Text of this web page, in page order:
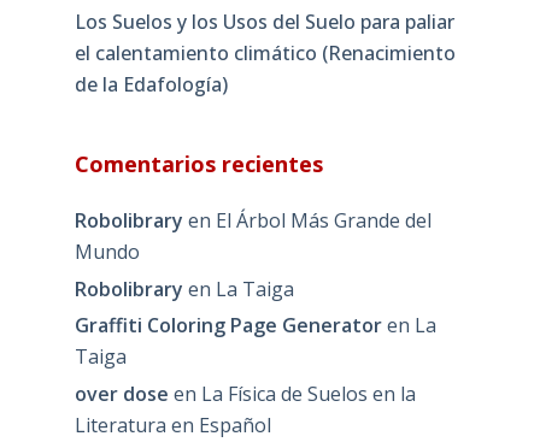
Los Suelos y los Usos del Suelo para paliar
el calentamiento climático (Renacimiento
de la Edafología)
Comentarios recientes
Robolibrary en El Árbol Más Grande del
Mundo
Robolibrary en La Taiga
Graffiti Coloring Page Generatoren La
Taiga
over dose en La Física de Suelos en la
Literatura en Español